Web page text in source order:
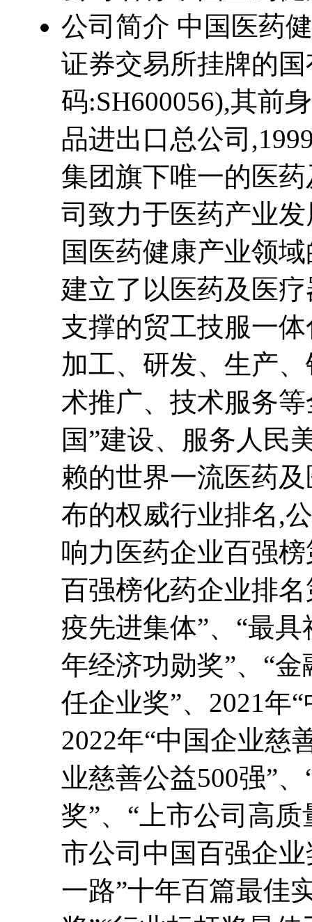
公司简介 中国医药
证券交易所挂牌的
码:SH600056),其前
品进出口总公司
集团旗下唯一的医
司致力于医药产业
国医药健康产业领
建立了以医药及医
支撑的贸工技服一
加工、研发、生产
术推广、技术服务
国”建设、服务人民
赖的世界一流医药
布的权威行业排名,
响力医药企业百强
百强榜化药企业排
疫先进集体”、“最
年经济功勋奖”、“
任企业奖”、2021年
2022年“中国企业慈
业慈善公益500强”
奖”、“上市公司高
市公司中国百强企
一路”十年百篇最佳